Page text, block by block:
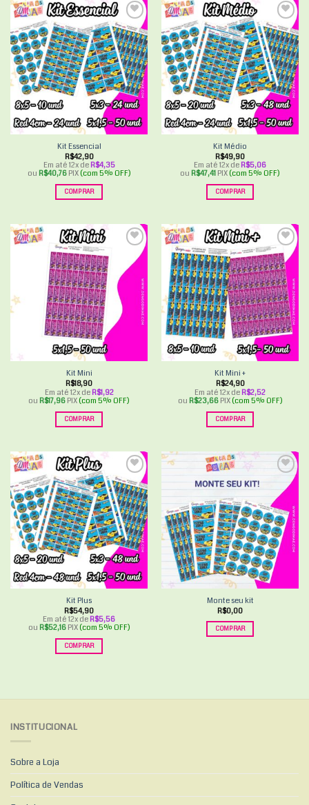
Add to
wishlist
Kit Essencial
R$42,90
Em até 12x deR$4,35
ou R$40,76 PIX(com 5% OFF)
COMPRAR
Add to
wishlist
Kit Médio
R$49,90
Em até 12x deR$5,06
ou R$47,41 PIX(com 5% OFF)
COMPRAR
Add to
wishlist
Kit Mini
R$18,90
Em até 12x deR$1,92
ou R$17,96 PIX(com 5% OFF)
COMPRAR
Add to
wishlist
Kit Mini +
R$24,90
Em até 12x deR$2,52
ou R$23,66 PIX(com 5% OFF)
COMPRAR
Add to
wishlist
Kit Plus
R$54,90
Em até 12x deR$5,56
ou R$52,16 PIX(com 5% OFF)
COMPRAR
Add to
wishlist
Monte seu kit
R$0,00
COMPRAR
INSTITUCIONAL
Sobre a Loja
Política de Vendas